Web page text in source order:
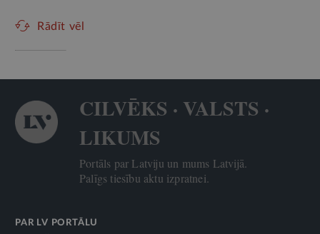
Rādīt vēl
CILVĒKS · VALSTS ·
LIKUMS
Portāls par Latviju un mums Latvijā.
Palīgs tiesību aktu izpratnei.
PAR LV PORTĀLU